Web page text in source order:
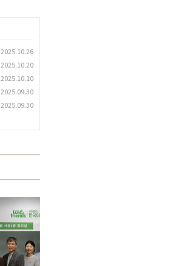
2025.10.26
2025.10.20
2025.10.10
2025.09.30
2025.09.30